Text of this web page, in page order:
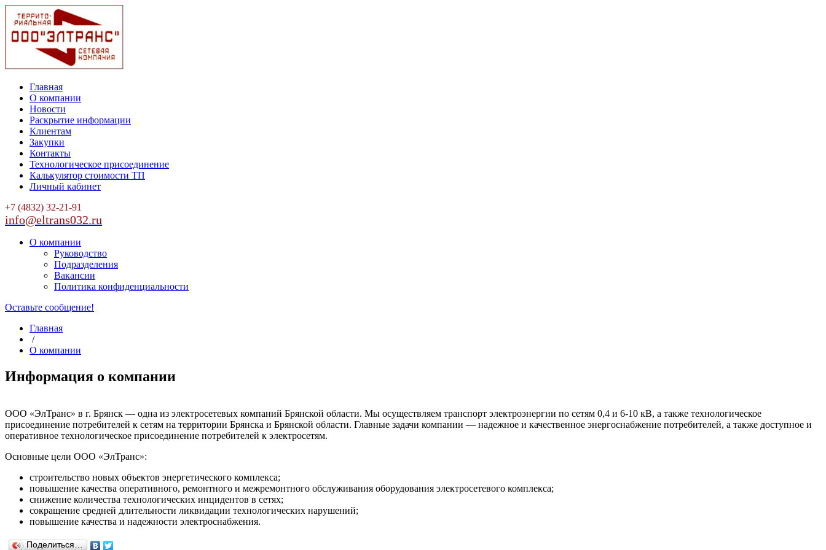
Главная
О компании
Новости
Раскрытие информации
Клиентам
Закупки
Контакты
Технологическое присоединение
Калькулятор стоимости ТП
Личный кабинет
+7 (4832) 32-21-91
info@eltrans032.ru
О компании
Руководство
Подразделения
Вакансии
Политика конфиденциальности
Оставьте сообщение!
Главная
/
О компании
Информация о компании
ООО «ЭлТранс» в г. Брянск — одна из электросетевых компаний Брянской области. Мы осуществляем транспорт электроэнергии по сетям 0,4 и 6-10 кВ, а также технологическое
присоединение потребителей к сетям на территории Брянска и Брянской области. Главные задачи компании — надежное и качественное энергоснабжение потребителей, а также доступное и
оперативное технологическое присоединение потребителей к электросетям.
Основные цели ООО «ЭлТранс»:
строительство новых объектов энергетического комплекса;
повышение качества оперативного, ремонтного и межремонтного обслуживания оборудования электросетевого комплекса;
снижение количества технологических инцидентов в сетях;
сокращение средней длительности ликвидации технологических нарушений;
повышение качества и надежности электроснабжения.
Поделиться…